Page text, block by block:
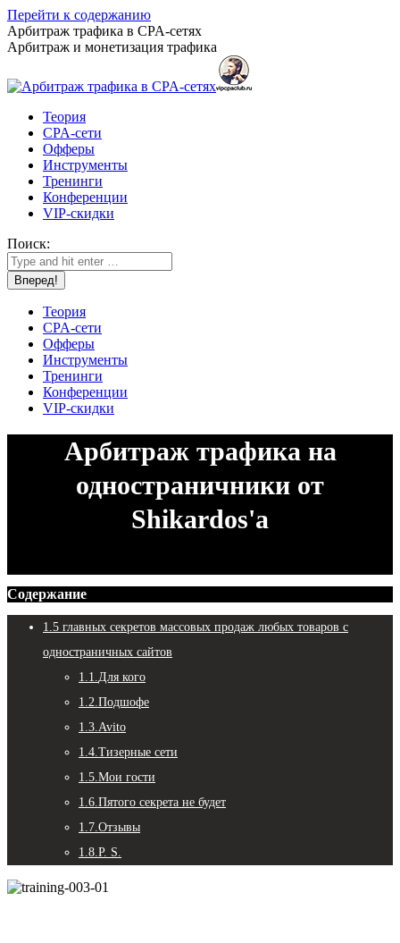
Перейти к содержанию
Арбитраж трафика в CPA-сетях
Арбитраж и монетизация трафика
Теория
CPA-сети
Офферы
Инструменты
Тренинги
Конференции
VIP-скидки
Поиск:
Теория
CPA-сети
Офферы
Инструменты
Тренинги
Конференции
VIP-скидки
Арбитраж трафика на
одностраничники от
Shikardos'а
Содержание
1.5 главных секретов массовых продаж любых товаров с
одностраничных сайтов
1.1.Для кого
1.2.Подшофе
1.3.Avito
1.4.Тизерные сети
1.5.Мои гости
1.6.Пятого секрета не будет
1.7.Отзывы
1.8.P. S.